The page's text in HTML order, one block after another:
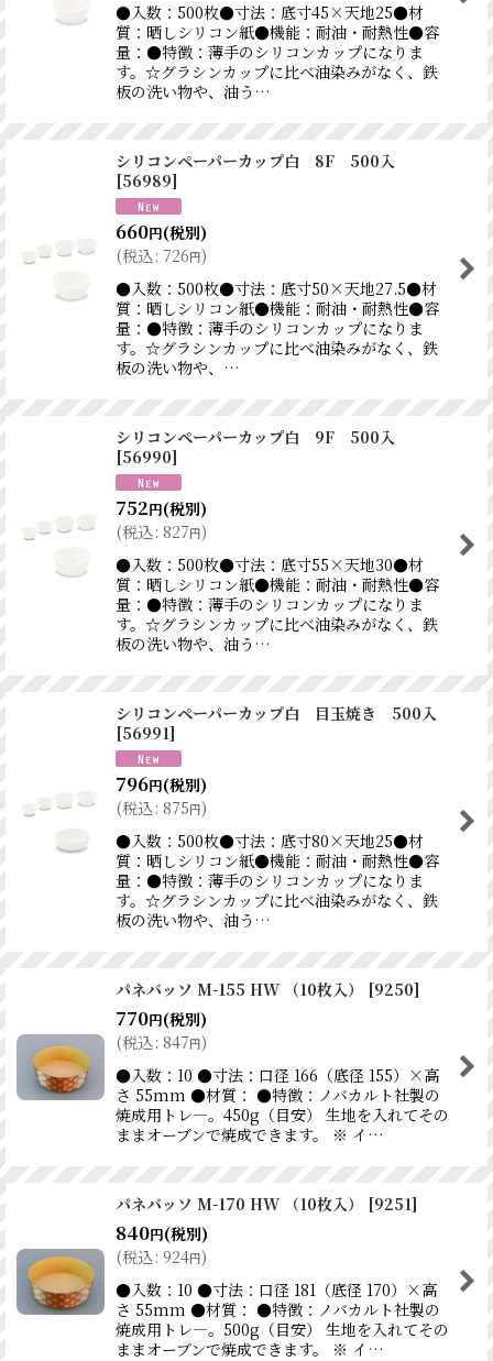
●入数：500枚●寸法：底寸45×天地25●材
質：晒しシリコン紙●機能：耐油・耐熱性●容
量：●特徴：薄手のシリコンカップになりま
す。☆グラシンカップに比べ油染みがなく、鉄
板の洗い物や、油う…
シリコンペーパーカップ白 8F 500入
[56989]
660円(税別)
(税込: 726円)
●入数：500枚●寸法：底寸50×天地27.5●材
質：晒しシリコン紙●機能：耐油・耐熱性●容
量：●特徴：薄手のシリコンカップになりま
す。☆グラシンカップに比べ油染みがなく、鉄
板の洗い物や、…
シリコンペーパーカップ白 9F 500入
[56990]
752円(税別)
(税込: 827円)
●入数：500枚●寸法：底寸55×天地30●材
質：晒しシリコン紙●機能：耐油・耐熱性●容
量：●特徴：薄手のシリコンカップになりま
す。☆グラシンカップに比べ油染みがなく、鉄
板の洗い物や、油う…
シリコンペーパーカップ白 目玉焼き 500入
[56991]
796円(税別)
(税込: 875円)
●入数：500枚●寸法：底寸80×天地25●材
質：晒しシリコン紙●機能：耐油・耐熱性●容
量：●特徴：薄手のシリコンカップになりま
す。☆グラシンカップに比べ油染みがなく、鉄
板の洗い物や、油う…
パネバッソ M-155 HW （10枚入） [9250]
770円(税別)
(税込: 847円)
●入数：10 ●寸法：口径 166（底径 155）×高
さ 55mm ●材質： ●特徴：ノバカルト社製の
焼成用トレ―。450g（目安） 生地を入れてその
ままオーブンで焼成できます。 ※ イ…
パネバッソ M-170 HW （10枚入） [9251]
840円(税別)
(税込: 924円)
●入数：10 ●寸法：口径 181（底径 170）×高
さ 55mm ●材質： ●特徴：ノバカルト社製の
焼成用トレ―。500g（目安） 生地を入れてその
ままオーブンで焼成できます。 ※ イ…